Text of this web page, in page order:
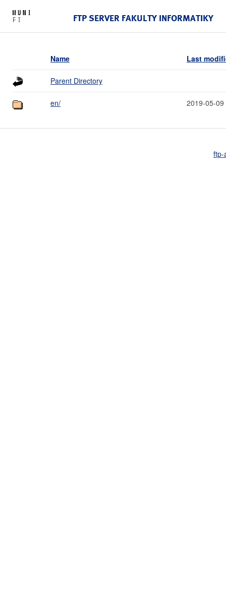
FTP SERVER FAKULTY INFORMATIKY
Name Last
Parent Directory
en/ 2019-05-09
ftp-